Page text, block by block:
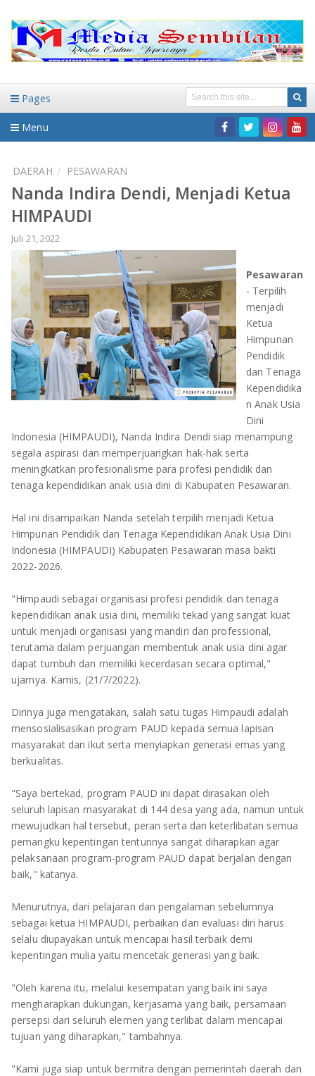
Pages
Menu
DAERAH
NASIONAL
DAERAH
BANDAR LAMPUNG
METRO
LAMPUNG TENGAH
LAMPUNG UTARA
LAMPUNG BARAT
LAMPUNG SELATAN
PESAWARAN
TANGGAMUS
PESISIR BARAT
TULANG BAWANG
TULANG BAWANG BARAT
WAY KANAN
PRINGSEWU
HUKUM-KRIMINAL
PENDIDIKAN
WISATA
OLAHRAGA
ADVETORIAL
DAERAH PESAWARAN
Nanda Indira Dendi, Menjadi Ketua
HIMPAUDI
Juli 21, 2022
Pesawaran
- Terpilih
menjadi
Ketua
Himpunan
Pendidik
dan Tenaga
Kependidika
n Anak Usia
Dini
Indonesia (HIMPAUDI), Nanda Indira Dendi siap menampung
segala aspirasi dan memperjuangkan hak-hak serta
meningkatkan profesionalisme para profesi pendidik dan
tenaga kependidikan anak usia dini di Kabupaten Pesawaran.
Hal ini disampaikan Nanda setelah terpilih menjadi Ketua
Himpunan Pendidik dan Tenaga Kependidikan Anak Usia Dini
Indonesia (HIMPAUDI) Kabupaten Pesawaran masa bakti
2022-2026.
"Himpaudi sebagai organisasi profesi pendidik dan tenaga
kependidikan anak usia dini, memiliki tekad yang sangat kuat
untuk menjadi organisasi yang mandiri dan professional,
terutama dalam perjuangan membentuk anak usia dini agar
dapat tumbuh dan memiliki kecerdasan secara optimal,"
ujarnya. Kamis, (21/7/2022).
Dirinya juga mengatakan, salah satu tugas Himpaudi adalah
mensosialisasikan program PAUD kepada semua lapisan
masyarakat dan ikut serta menyiapkan generasi emas yang
berkualitas.
"Saya bertekad, program PAUD ini dapat dirasakan oleh
seluruh lapisan masyarakat di 144 desa yang ada, namun untuk
mewujudkan hal tersebut, peran serta dan keterlibatan semua
pemangku kepentingan tentunnya sangat diharapkan agar
pelaksanaan program-program PAUD dapat berjalan dengan
baik," katanya.
Menurutnya, dari pelajaran dan pengalaman sebelumnya
sebagai ketua HIMPAUDI, perbaikan dan evaluasi diri harus
selalu diupayakan untuk mencapai hasil terbaik demi
kepentingan mulia yaitu mencetak generasi yang baik.
"Oleh karena itu, melalui kesempatan yang baik ini saya
mengharapkan dukungan, kerjasama yang baik, persamaan
persepsi dari seluruh elemen yang terlibat dalam mencapai
tujuan yang diharapkan," tambahnya.
"Kami juga siap untuk bermitra dengan pemerintah daerah dan